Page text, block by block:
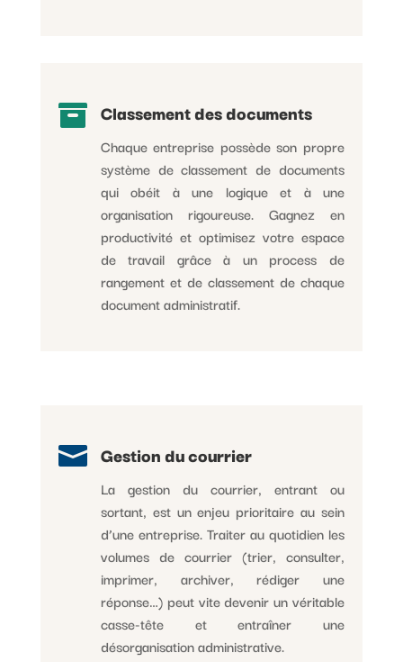
 Classement des documents
Chaque entreprise possède son propre
système de classement de documents
qui obéit à une logique et à une
organisation rigoureuse. Gagnez en
productivité et optimisez votre espace
de travail grâce à un process de
rangement et de classement de chaque
document administratif.
 Gestion du courrier
La gestion du courrier, entrant ou
sortant, est un enjeu prioritaire au sein
d’une entreprise. Traiter au quotidien les
volumes de courrier (trier, consulter,
imprimer, archiver, rédiger une
réponse…) peut vite devenir un véritable
casse-tête et entraîner une
désorganisation administrative.